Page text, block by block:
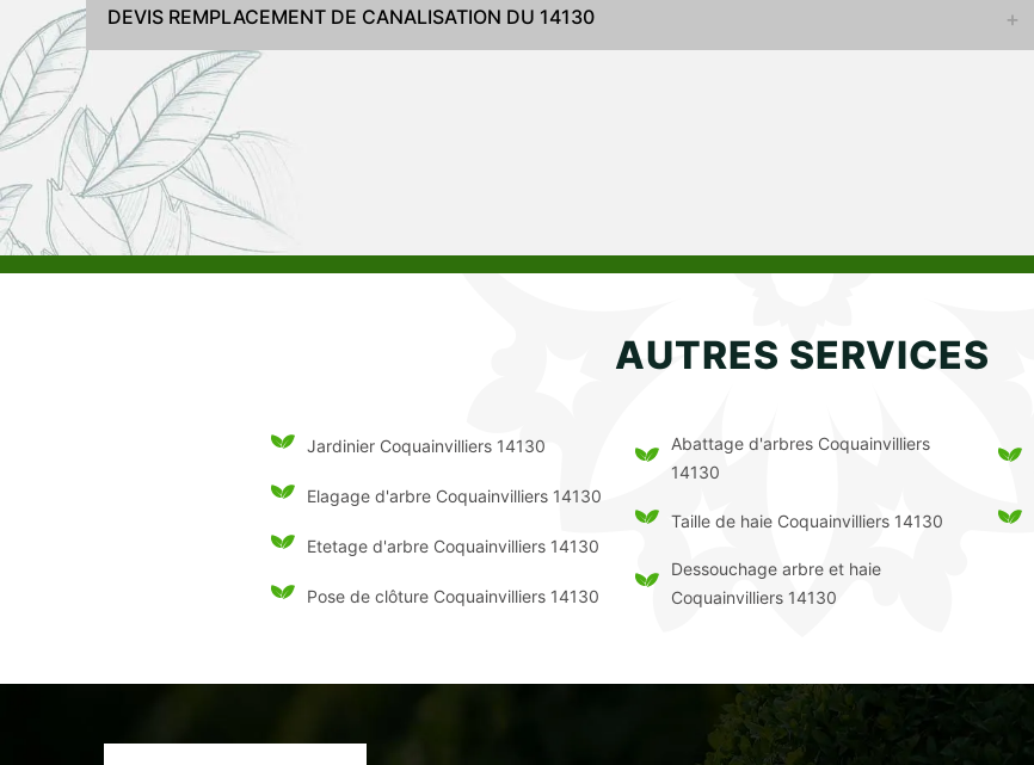
DEVIS REMPLACEMENT DE CANALISATION DU 14130
AUTRES SERVICES
Jardinier Coquainvilliers 14130
Elagage d'arbre Coquainvilliers 14130
Etetage d'arbre Coquainvilliers 14130
Pose de clôture Coquainvilliers 14130
Abattage d'arbres Coquainvilliers
14130
Taille de haie Coquainvilliers 14130
Dessouchage arbre et haie
Coquainvilliers 14130